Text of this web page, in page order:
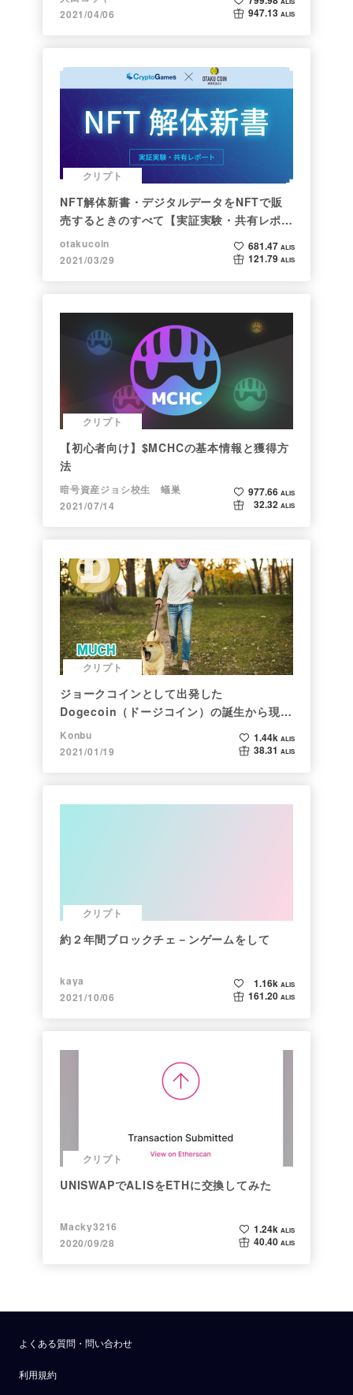
2021/04/06
947.13 ALIS
クリプト
NFT解体新書・デジタルデータをNFTで販
売するときのすべて【実証実験・共有レポー
ト】
otakucoin
2021/03/29
681.47 ALIS
121.79 ALIS
クリプト
【初心者向け】$MCHCの基本情報と獲得方
法
暗号資産ジョシ校生 蟻巣
2021/07/14
977.66 ALIS
32.32 ALIS
クリプト
ジョークコインとして出発した
Dogecoin（ドージコイン）の誕生から現在
まで。注目される非証券性🐶
Konbu
2021/01/19
1.44k ALIS
38.31 ALIS
クリプト
約２年間ブロックチェ－ンゲームをして
kaya
2021/10/06
1.16k ALIS
161.20 ALIS
クリプト
UNISWAPでALISをETHに交換してみた
Macky3216
2020/09/28
1.24k ALIS
40.40 ALIS
よくある質問・問い合わせ
利用規約